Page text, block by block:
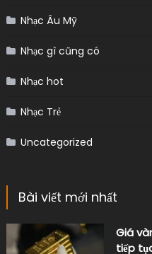
Nhạc Âu Mỹ
Nhạc gì cũng có
Nhạc hot
Nhạc Trẻ
Uncategorized
Bài viết mới nhất
Giá
tiếp